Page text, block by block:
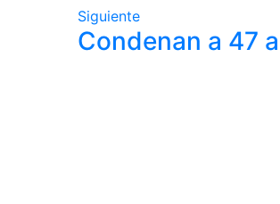
Siguiente
Condenan a 47